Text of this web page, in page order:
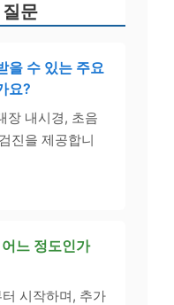
문
을 수 있는 주요
요?
장 내시경, 초음
진을 제공합니
느 정도인가
시작하며, 추가